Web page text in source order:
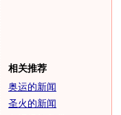
相关推荐
奥运的新闻
圣火的新闻